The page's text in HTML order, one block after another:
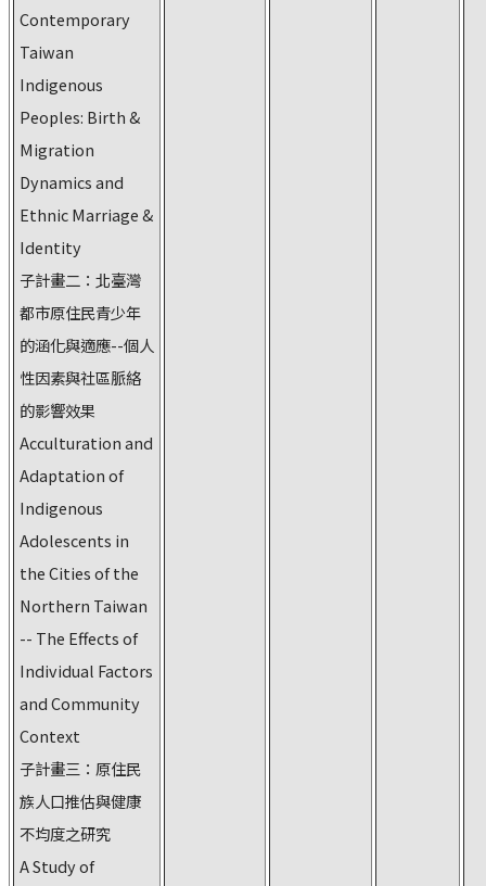
Contemporary
Taiwan
Indigenous
Peoples: Birth &
Migration
Dynamics and
Ethnic Marriage &
Identity
子計畫二：北臺灣
都市原住民青少年
的涵化與適應--個人
性因素與社區脈絡
的影響效果
Acculturation and
Adaptation of
Indigenous
Adolescents in
the Cities of the
Northern Taiwan
-- The Effects of
Individual Factors
and Community
Context
子計畫三：原住民
族人口推估與健康
不均度之研究
A Study of